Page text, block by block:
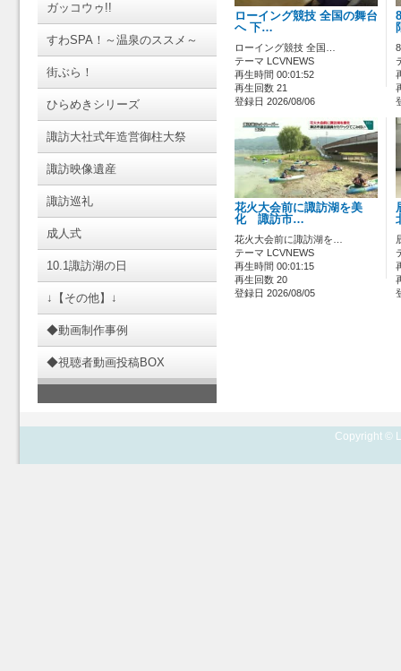
ガッコウゥ!!
すわSPA！～温泉のススメ～
街ぶら！
ひらめきシリーズ
諏訪大社式年造営御柱大祭
諏訪映像遺産
諏訪巡礼
成人式
10.1諏訪湖の日
↓【その他】↓
◆動画制作事例
◆視聴者動画投稿BOX
ローイング競技 全国の舞台
へ 下…
ローイング競技 全国…
テーマ LCVNEWS
再生時間 00:01:52
再生回数 21
登録日 2026/08/06
花火大会前に諏訪湖を美
化 諏訪市…
花火大会前に諏訪湖を…
テーマ LCVNEWS
再生時間 00:01:15
再生回数 20
登録日 2026/08/05
Copyright ©